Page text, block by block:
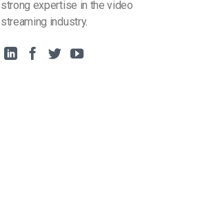
strong expertise in the video
streaming industry.